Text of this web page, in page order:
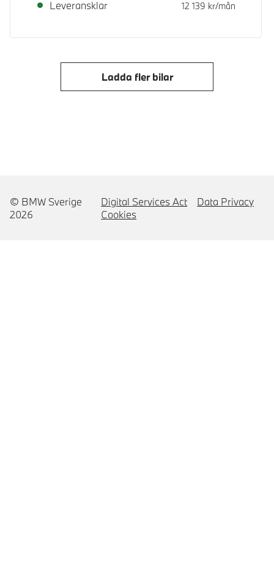
Leveransklar 12 139 kr/mån
Ladda fler bilar
© BMW Sverige
2026
Digital Services Act
Data Privacy
Cookies